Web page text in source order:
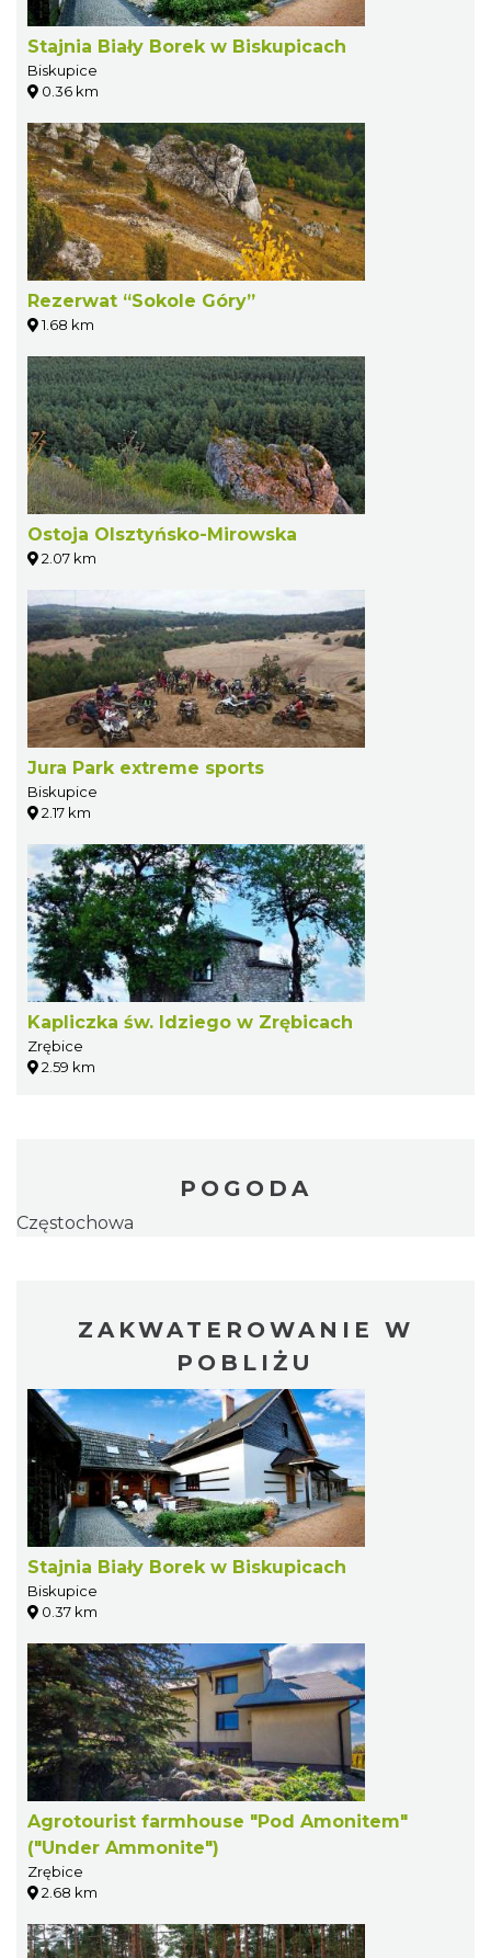
Stajnia Biały Borek w Biskupicach
Biskupice
0.36 km
Rezerwat “Sokole Góry”
1.68 km
Ostoja Olsztyńsko-Mirowska
2.07 km
Jura Park extreme sports
Biskupice
2.17 km
Kapliczka św. Idziego w Zrębicach
Zrębice
2.59 km
POGODA
Częstochowa
ZAKWATEROWANIE W
POBLIŻU
Stajnia Biały Borek w Biskupicach
Biskupice
0.37 km
Agrotourist farmhouse "Pod Amonitem"
("Under Ammonite")
Zrębice
2.68 km